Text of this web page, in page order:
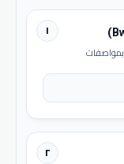
١
الرائدة في إنتاج أنابيب HDPE عالية الكثافة والـ uPVC بمواصفات
٢